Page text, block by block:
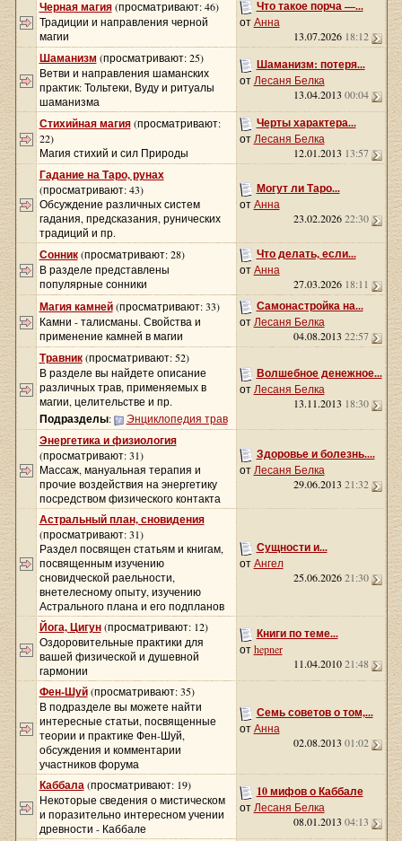
Черная магия (просматривают: 46)
Традиции и направления черной
магии
Что такое порча —...
отАнна
13.07.2026 18:12
Шаманизм (просматривают: 25)
Ветви и направления шаманских
практик: Тольтеки, Вуду и ритуалы
шаманизма
Шаманизм: потеря...
отЛесаня Белка
13.04.2013 00:04
Стихийная магия (просматривают:
22)
Магия стихий и сил Природы
Черты характера...
отЛесаня Белка
12.01.2013 13:57
Гадание на Таро, рунах
(просматривают: 43)
Обсуждение различных систем
гадания, предсказания, рунических
традиций и пр.
Могут ли Таро...
отАнна
23.02.202622:30
Сонник (просматривают: 28)
В разделе представлены
популярные сонники
Что делать, если...
отАнна
27.03.2026 18:11
Магия камней (просматривают: 33)
Камни - талисманы. Свойства и
применение камней в магии
Самонастройка на...
отЛесаня Белка
04.08.2013 22:57
Травник (просматривают: 52)
В разделе вы найдете описание
различных трав, применяемых в
магии, целительстве и пр.
Подразделы: Энциклопедия трав
Волшебное денежное...
отЛесаня Белка
13.11.2013 18:30
Энергетика и физиология
(просматривают: 31)
Массаж, мануальная терапия и
прочие воздействия на энергетику
посредством физического контакта
Здоровье и болезнь....
отЛесаня Белка
29.06.2013 21:32
Астральный план, сновидения
(просматривают: 31)
Раздел посвящен статьям и книгам,
посвященным изучению
сновидческой раельности,
внетелесному опыту, изучению
Астрального плана и его подпланов
Сущности и...
отАнгел
25.06.202621:30
Йога, Цигун (просматривают: 12)
Оздоровительные практики для
вашей физической и душевной
гармонии
Книги по теме...
отhepner
11.04.201021:48
Фен-Шуй (просматривают: 35)
В подразделе вы можете найти
интересные статьи, посвященные
теории и практике Фен-Шуй,
обсуждения и комментарии
участников форума
Семь советов о том,...
отАнна
02.08.2013 01:02
Каббала (просматривают: 19)
Некоторые сведения о мистическом
и поразительно интересном учении
древности - Каббале
10 мифов о Каббале
отЛесаня Белка
08.01.2013 04:13